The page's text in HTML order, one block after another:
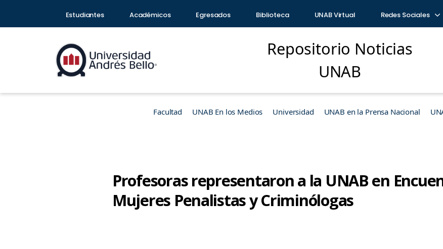
Estudiantes Académicos Egresados Biblioteca UNAB Virtual Redes Sociales
Repositorio Noticias
UNAB
Facultad UNAB En los Medios Universidad UNAB en la Prensa Nacional
Profesoras representaron a la UNAB en
Mujeres Penalistas y Criminólogas